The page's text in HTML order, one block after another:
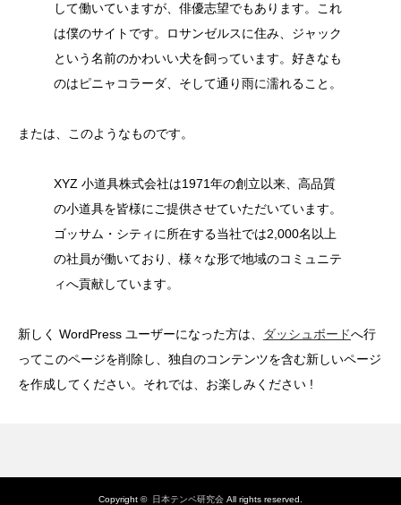
して働いていますが、俳優志望でもあります。これ
は僕のサイトです。ロサンゼルスに住み、ジャック
という名前のかわいい犬を飼っています。好きなも
のはピニャコラーダ、そして通り雨に濡れること。
または、このようなものです。
XYZ 小道具株式会社は1971年の創立以来、高品質
の小道具を皆様にご提供させていただいています。
ゴッサム・シティに所在する当社では2,000名以上
の社員が働いており、様々な形で地域のコミュニテ
ィへ貢献しています。
新しく WordPress ユーザーになった方は、 ダッシュボードへ行
ってこのページを削除し、独自のコンテンツを含む新しいページ
を作成してください。それでは、お楽しみください !
Copyright © 日本テンペ研究会 All rights reserved.